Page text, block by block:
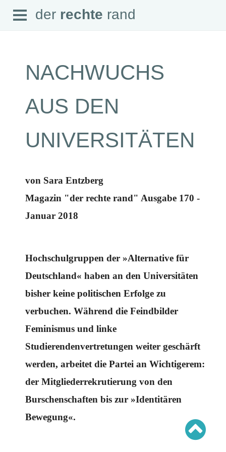
der rechte rand
SEITEN
Home
Suche
Datenschutz
SCHWERPUNKTE
Schwerpunkte Übersicht
Schwerpunkt NSU
Schwerpunkt »Reichsbürger«
Schwerpunkt NPD
AUSGABEN
Ausgaben Übersicht
Ausgabe 220
Ausgabe 218
Ausgabe 216
Open
Menu
der rechte rand
NACHWUCHS
AUS DEN
UNIVERSITÄTEN
von Sara Entzberg
Magazin "der rechte rand" Ausgabe 170 -
Januar 2018
Hochschulgruppen der »Alternative für
Deutschland« haben an den Universitäten
bisher keine politischen Erfolge zu
verbuchen. Während die Feindbilder
Feminismus und linke
Studierendenvertretungen weiter geschärft
werden, arbeitet die Partei an Wichtigerem:
der Mitgliederrekrutierung von den
Burschenschaften bis zur »Identitären
Bewegung«.